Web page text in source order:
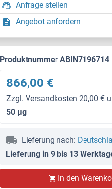
Anfrage stellen
Angebot anfordern
Produktnummer ABIN7196714
866,00 €
Zzgl. Versandkosten 20,00 €
50 μg
Lieferung nach:
Lieferung in 9 bis 13
In den